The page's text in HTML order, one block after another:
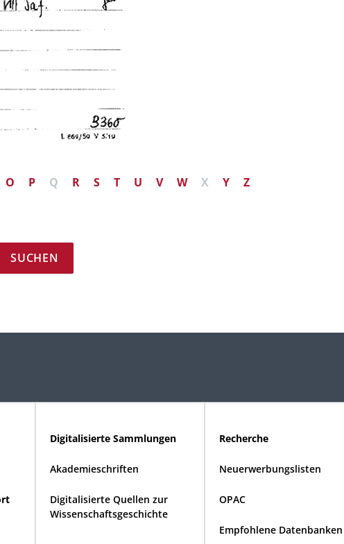
O P Q R S T U V W X Y Z
Digitalisierte Sammlungen
Akademieschriften
Digitalisierte Quellen zur
Wissenschaftsgeschichte
Recherche
Neuerwerbungslisten
OPAC
Empfohlene Datenbanken